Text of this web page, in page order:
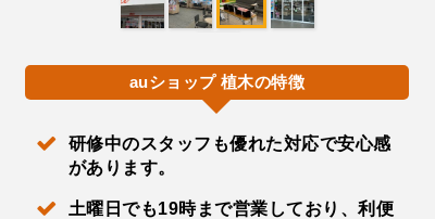
auショップ 植木の特徴
研修中のスタッフも優れた対応で安心感
があります。
土曜日でも19時まで営業しており、利便